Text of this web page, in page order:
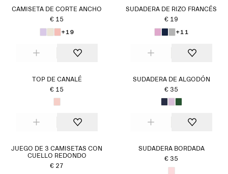
CAMISETA DE CORTE ANCHO
€ 15
+19
SUDADERA DE RIZO FRANCÉS
€ 19
+11
TOP DE CANALÉ
€ 15
SUDADERA DE ALGODÓN
€ 35
JUEGO DE 3 CAMISETAS CON
CUELLO REDONDO
€ 27
SUDADERA BORDADA
€ 35